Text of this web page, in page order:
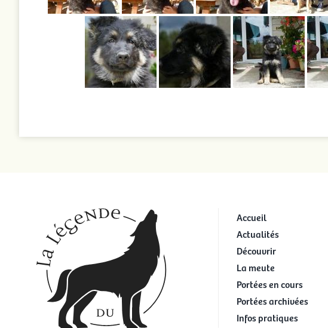
Accueil
Actualités
Découvrir
La meute
Portées en cours
Portées archivées
Infos pratiques